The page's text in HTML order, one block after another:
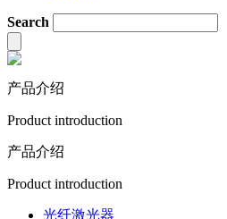
Search
产品介绍
Product introduction
产品介绍
Product introduction
光纤激光器